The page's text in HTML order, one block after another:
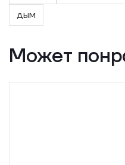
дым
Может